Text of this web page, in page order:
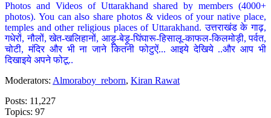
Photos and Videos of Uttarakhand shared by members (4000+
photos). You can also share photos & videos of your native place,
temples and other religious places of Uttarakhand. उत्तराखंड के गाढ़,
गधेरों, नौलों, खेत-खलिहानों, आड़ू-बेड़ू-घिंघारू-हिसालू-काफल-किलमोड़ी, पर्वत,
चोटी, मंदिर और भी ना जाने कितनी फोटुऐं... आइये देखिये ..और आप भी
दिखाइये अपने फोटू..
Moderators: Almoraboy_reborn, Kiran Rawat
Posts: 11,227
Topics: 97